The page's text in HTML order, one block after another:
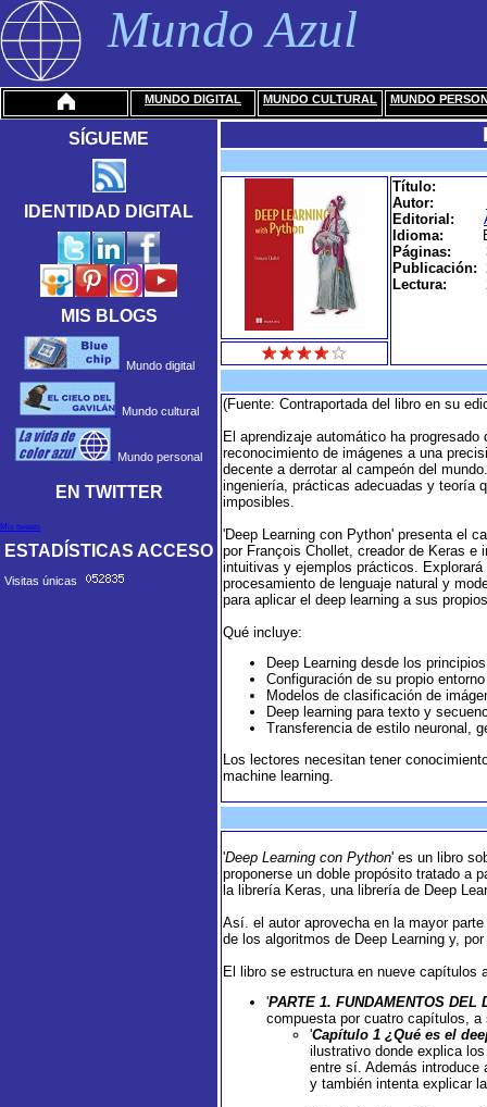
Mundo Azul
MUNDO DIGITAL MUNDO CULTURAL MUNDO
SÍGUEME
IDENTIDAD DIGITAL
MIS BLOGS
Mundo digital
Mundo cultural
Mundo personal
EN TWITTER
Mis tweets
ESTADÍSTICAS ACCESO
Visitas únicas
Título:
Autor:
Editorial:
Idioma:
Páginas:
Publicación:
Lectura:
(Fuente: Contraportada del libro en su
El aprendizaje automático ha
reconocimiento de imágenes a una
decente a derrotar al campeón del
ingeniería, prácticas adecuadas y teoría
imposibles.
'Deep Learning con Python' presenta el
por François Chollet, creador de Keras e
intuitivas y ejemplos prácticos.
procesamiento de lenguaje natural y
para aplicar el deep learning a sus
Qué incluye:
Deep Learning desde los
Configuración de su propio
Modelos de clasificación de
Deep learning para texto y
Transferencia de estilo neuronal,
Los lectores necesitan tener
machine learning.
'Deep Learning con Python' es un libro
proponerse un doble propósito tratado a
la librería Keras, una librería de Deep
Así. el autor aprovecha en la mayor
de los algoritmos de Deep Learning y,
El libro se estructura en nueve capítulos
'PARTE 1. FUNDAMENTOS DEL
compuesta por cuatro capítulos, a
'Capítulo 1 ¿Qué es el
ilustrativo donde explica
entre sí. Además introduce
y también intenta explicar